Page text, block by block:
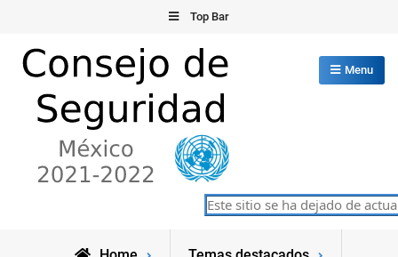
content
Top Bar
Consejo de Seguridad de las
Naciones Unidas
Menu
Este sitio se ha dejado de